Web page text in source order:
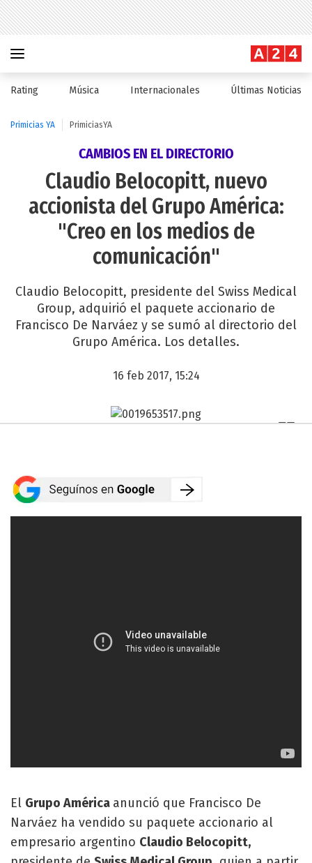
Rating Música Internacionales Últimas Noticias
Primicias YA PrimiciasYA
CAMBIOS EN EL DIRECTORIO
Claudio Belocopitt, nuevo
accionista del Grupo América:
"Creo en los medios de
comunicación"
Claudio Belocopitt, presidente del Swiss Medical
Group, adquirió el paquete accionario de
Francisco De Narváez y se sumó al directorio del
Grupo América. Los detalles.
16 feb 2017, 15:24
El Grupo América anunció que Francisco De
Narváez ha vendido su paquete accionario al
empresario argentino Claudio Belocopitt,